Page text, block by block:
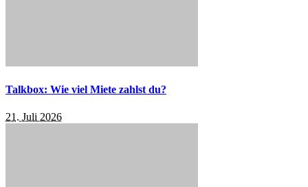
Talkbox: Wie viel Miete zahlst du?
21. Juli 2026